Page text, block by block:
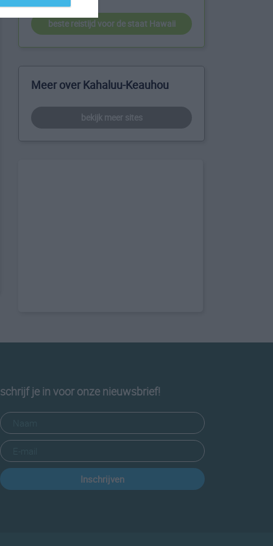
beste reistijd voor de staat Hawaii
Meer over Kahaluu-Keauhou
bekijk meer sites
schrijf je in voor onze nieuwsbrief!
Inschrijven